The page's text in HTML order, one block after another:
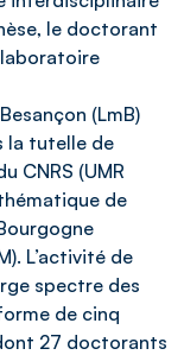
le doctorant
(LmB)
la tutelle de
CNRS (UMR
de
L’activité de
spectre des
de cinq
27 doctorants